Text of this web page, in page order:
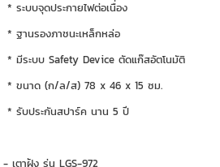
* ระบบจุดประกายไฟต่อเนื่อง
* ฐานรองภาชนะเหล็กหล่อ
* มีระบบ Safety Device ตัดแก๊สอัตโนมัติ
* ขนาด (ก/ล/ส) 78 x 46 x 15 ซม.
* รับประกันสปาร์ค นาน 5 ปี
- เตาฝัง รุ่น LGS-972